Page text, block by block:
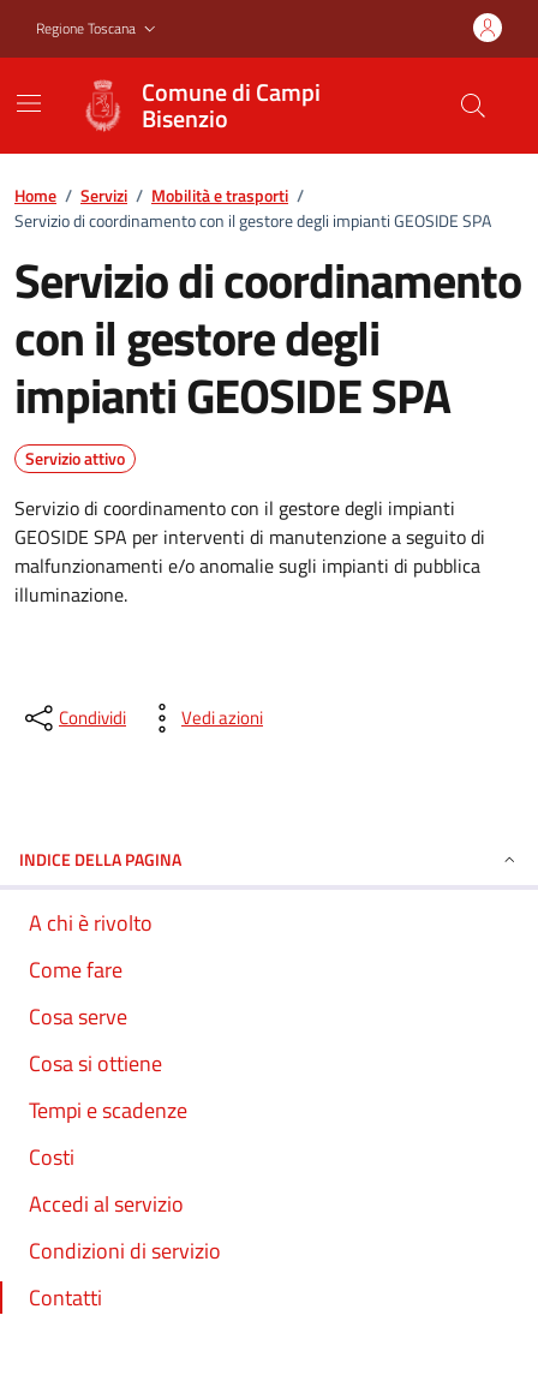
Regione Toscana
Comune di Campi
Bisenzio
Home / Servizi / Mobilità e trasporti /
Servizio di coordinamento con il gestore degli impianti GEOSIDE SPA
Servizio di coordinamento
con il gestore degli
impianti GEOSIDE SPA
Servizio attivo
Servizio di coordinamento con il gestore degli impianti
GEOSIDE SPA per interventi di manutenzione a seguito di
malfunzionamenti e/o anomalie sugli impianti di pubblica
illuminazione.
Condividi Vedi azioni
INDICE DELLA PAGINA
A chi è rivolto
Come fare
Cosa serve
Cosa si ottiene
Tempi e scadenze
Costi
Accedi al servizio
Condizioni di servizio
Contatti